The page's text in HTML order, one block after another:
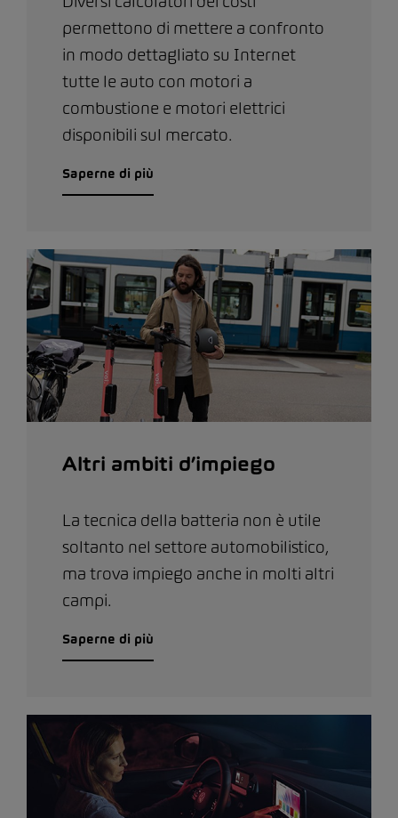
permettono di mettere a confronto
in modo dettagliato su Internet
tutte le auto con motori a
combustione e motori elettrici
disponibili sul mercato.
Saperne di più
Altri ambiti d’impiego
La tecnica della batteria non è utile
soltanto nel settore automobilistico,
ma trova impiego anche in molti altri
campi.
Saperne di più